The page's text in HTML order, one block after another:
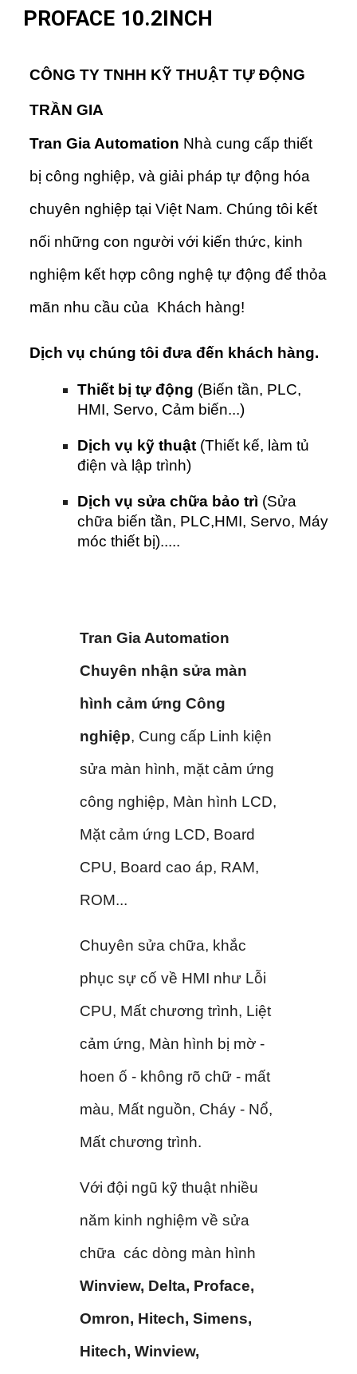
PROFACE 10.2INCH
CÔNG TY TNHH KỸ THUẬT TỰ ĐỘNG
TRẦN GIA
Tran Gia Automation Nhà cung cấp thiết
bị công nghiệp, và giải pháp tự động hóa
chuyên nghiệp tại Việt Nam. Chúng tôi kết
nối những con người với kiến thức, kinh
nghiệm kết hợp công nghệ tự động để thỏa
mãn nhu cầu của Khách hàng!
Dịch vụ chúng tôi đưa đến khách hàng.
Thiết bị tự động (Biến tần, PLC,
HMI, Servo, Cảm biến...)
Dịch vụ kỹ thuật (Thiết kế, làm tủ
điện và lập trình)
Dịch vụ sửa chữa bảo trì (Sửa
chữa biến tần, PLC,HMI, Servo, Máy
móc thiết bị).....
Tran Gia Automation
Chuyên nhận sửa màn
hình cảm ứng Công
nghiệp, Cung cấp Linh kiện
sửa màn hình, mặt cảm ứng
công nghiệp, Màn hình LCD,
Mặt cảm ứng LCD, Board
CPU, Board cao áp, RAM,
ROM...
Chuyên sửa chữa, khắc
phục sự cố về HMI như Lỗi
CPU, Mất chương trình, Liệt
cảm ứng, Màn hình bị mờ -
hoen ố - không rõ chữ - mất
màu, Mất nguồn, Cháy - Nổ,
Mất chương trình.
Với đội ngũ kỹ thuật nhiều
năm kinh nghiệm về sửa
chữa các dòng màn hình
Winview, Delta, Proface,
Omron, Hitech, Simens,
Hitech, Winview,